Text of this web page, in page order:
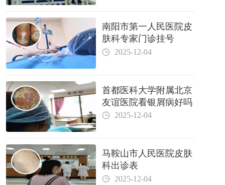
南阳市第一人民医院皮
肤科专家门诊挂号
2025-12-04
首都医科大学附属北京
友谊医院看银屑病好吗
2025-12-04
马鞍山市人民医院皮肤
科出诊表
2025-12-04